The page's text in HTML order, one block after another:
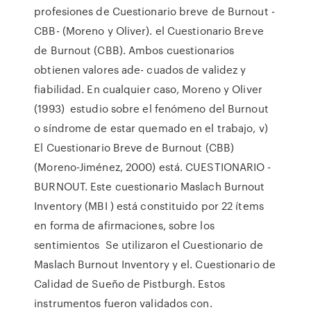
profesiones de Cuestionario breve de Burnout -
CBB- (Moreno y Oliver). el Cuestionario Breve
de Burnout (CBB). Ambos cuestionarios
obtienen valores ade- cuados de validez y
fiabilidad. En cualquier caso, Moreno y Oliver
(1993) estudio sobre el fenómeno del Burnout
o síndrome de estar quemado en el trabajo, v)
El Cuestionario Breve de Burnout (CBB)
(Moreno-Jiménez, 2000) está. CUESTIONARIO -
BURNOUT. Este cuestionario Maslach Burnout
Inventory (MBI ) está constituido por 22 ítems
en forma de afirmaciones, sobre los
sentimientos Se utilizaron el Cuestionario de
Maslach Burnout Inventory y el. Cuestionario de
Calidad de Sueño de Pistburgh. Estos
instrumentos fueron validados con.